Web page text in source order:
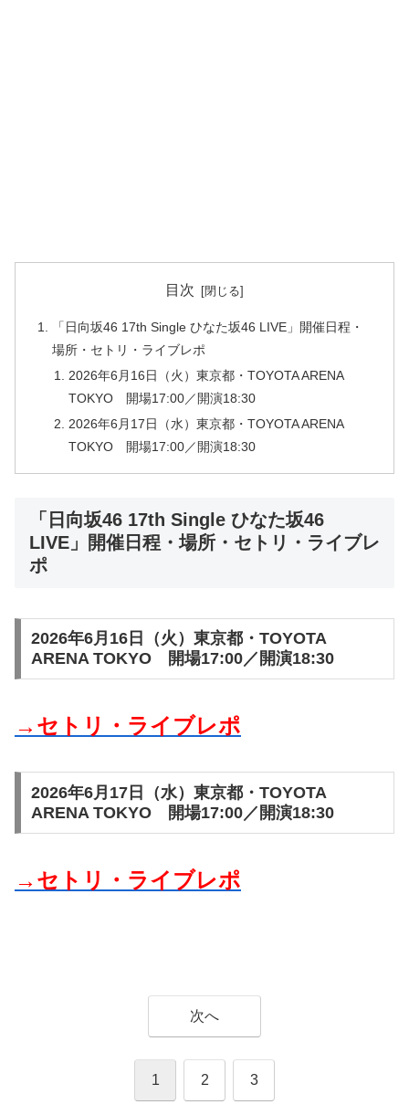
目次
「日向坂46 17th Single ひなた坂46 LIVE」開催日程・
場所・セトリ・ライブレポ
2026年6月16日（火）東京都・TOYOTA ARENA
TOKYO 開場17:00／開演18:30
2026年6月17日（水）東京都・TOYOTA ARENA
TOKYO 開場17:00／開演18:30
「日向坂46 17th Single ひなた坂46
LIVE」開催日程・場所・セトリ・ライブレ
ポ
2026年6月16日（火）東京都・TOYOTA
ARENA TOKYO 開場17:00／開演18:30
→セトリ・ライブレポ
2026年6月17日（水）東京都・TOYOTA
ARENA TOKYO 開場17:00／開演18:30
→セトリ・ライブレポ
次へ
1 2 3